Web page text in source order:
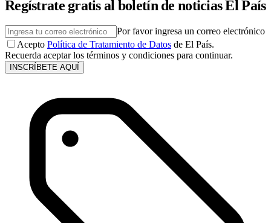
Regístrate gratis al boletín de noticias El País
Por favor ingresa un correo electrónico
Acepto Política de Tratamiento de Datos de El País.
Recuerda aceptar los términos y condiciones para continuar.
INSCRÍBETE AQUÍ